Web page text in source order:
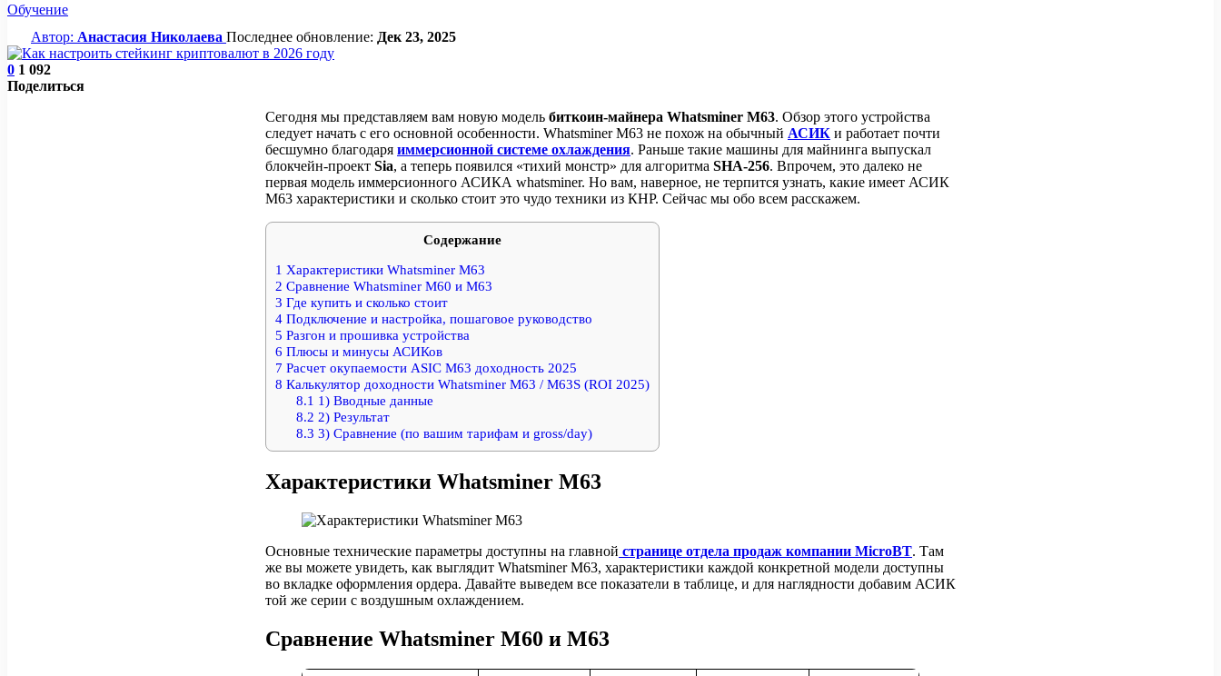
Обучение
Автор: Анастасия Николаева Последнее обновление: Дек 23, 2025
0 1 092
Поделиться
Сегодня мы представляем вам новую модель биткоин-майнера Whatsminer M63. Обзор этого устройства
следует начать с его основной особенности. Whatsminer M63 не похож на обычный АСИК и работает почти
бесшумно благодаря иммерсионной системе охлаждения. Раньше такие машины для майнинга выпускал
блокчейн-проект Sia, а теперь появился «тихий монстр» для алгоритма SHA-256. Впрочем, это далеко не
первая модель иммерсионного АСИКА whatsminer. Но вам, наверное, не терпится узнать, какие имеет АСИК
M63 характеристики и сколько стоит это чудо техники из КНР. Сейчас мы обо всем расскажем.
Содержание
1 Характеристики Whatsminer M63
2 Сравнение Whatsminer M60 и M63
3 Где купить и сколько стоит
4 Подключение и настройка, пошаговое руководство
5 Разгон и прошивка устройства
6 Плюсы и минусы АСИКов
7 Расчет окупаемости ASIC M63 доходность 2025
8 Калькулятор доходности Whatsminer M63 / M63S (ROI 2025)
8.1 1) Вводные данные
8.2 2) Результат
8.3 3) Сравнение (по вашим тарифам и gross/day)
Характеристики Whatsminer M63
Основные технические параметры доступны на главной странице отдела продаж компании MicroBT. Там
же вы можете увидеть, как выглядит Whatsminer M63, характеристики каждой конкретной модели доступны
во вкладке оформления ордера. Давайте выведем все показатели в таблице, и для наглядности добавим АСИК
той же серии с воздушным охлаждением.
Сравнение Whatsminer M60 и M63